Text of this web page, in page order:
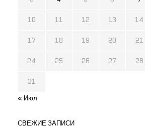
10 11 12 13 14
17 18 19 20 21
24 25 26 27 28
31
« Июл
СВЕЖИЕ ЗАПИСИ